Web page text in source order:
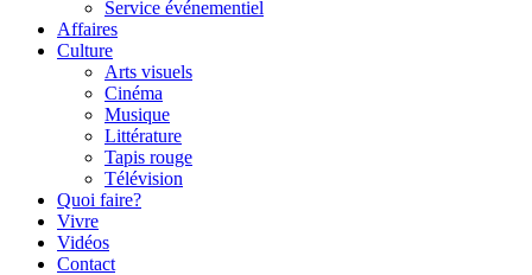
Service événementiel
Affaires
Culture
Arts visuels
Cinéma
Musique
Littérature
Tapis rouge
Télévision
Quoi faire?
Vivre
Vidéos
Contact